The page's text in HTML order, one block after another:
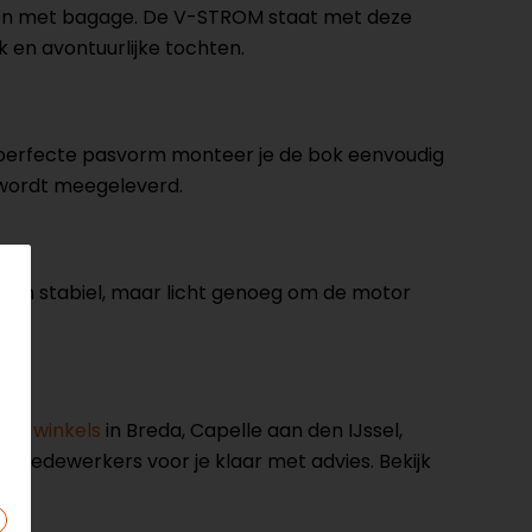
met bagage. De V-STROM staat met deze
en avontuurlijke tochten.
pasvorm monteer je de bok eenvoudig
meegeleverd.
en stabiel, maar licht genoeg om de motor
winkels in Breda, Capelle aan den IJssel,
voor je klaar met advies. Bekijk